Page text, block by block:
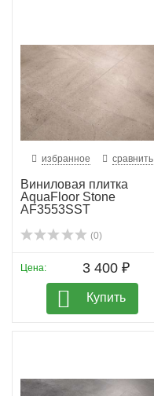
избранное сравнить
Виниловая плитка
AquaFloor Stone
AF3553SST
(0)
Цена: 3 400 ₽
Купить